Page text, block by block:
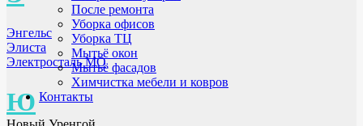
Энгельс
Элиста
Электросталь МО
Ю
После ремонта
Уборка офисов
Уборка ТЦ
Мытьё окон
Мытьё фасадов
Химчистка мебели и ковров
Контакты